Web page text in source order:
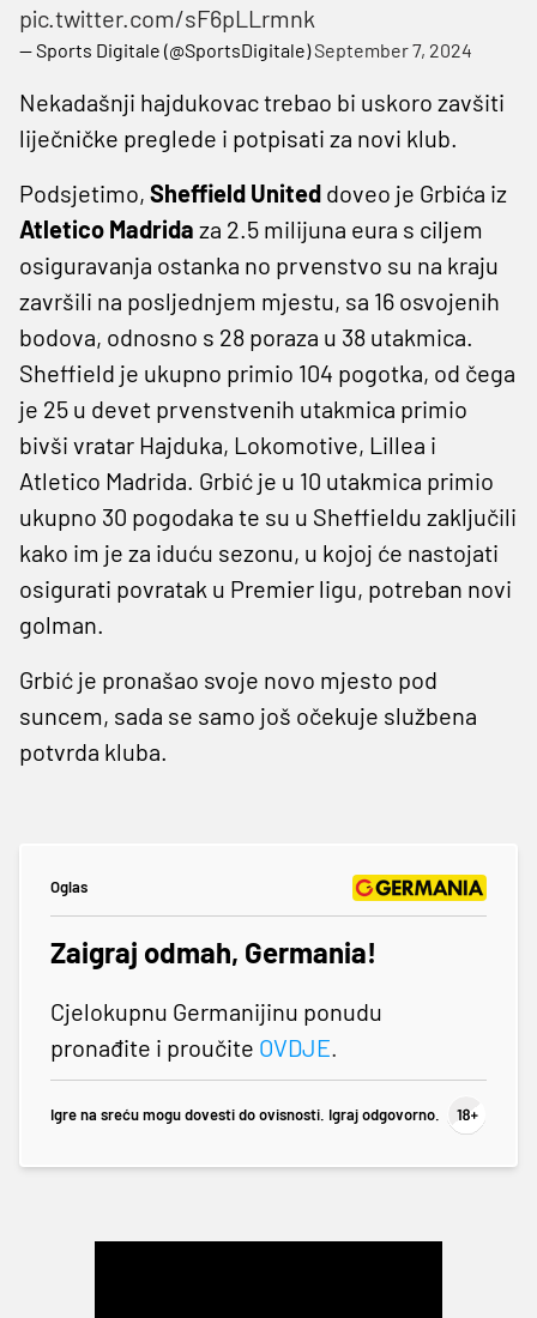
pic.twitter.com/sF6pLLrmnk
— Sports Digitale (@SportsDigitale)September 7, 2024
Nekadašnji hajdukovac trebao bi uskoro zavšiti
liječničke preglede i potpisati za novi klub.
Podsjetimo, Sheffield United doveo je Grbića iz
Atletico Madrida za 2.5 milijuna eura s ciljem
osiguravanja ostanka no prvenstvo su na kraju
završili na posljednjem mjestu, sa 16 osvojenih
bodova, odnosno s 28 poraza u 38 utakmica.
Sheffield je ukupno primio 104 pogotka, od čega
je 25 u devet prvenstvenih utakmica primio
bivši vratar Hajduka, Lokomotive, Lillea i
Atletico Madrida. Grbić je u 10 utakmica primio
ukupno 30 pogodaka te su u Sheffieldu zaključili
kako im je za iduću sezonu, u kojoj će nastojati
osigurati povratak u Premier ligu, potreban novi
golman.
Grbić je pronašao svoje novo mjesto pod
suncem, sada se samo još očekuje službena
potvrda kluba.
Oglas
Zaigraj odmah, Germania!
Cjelokupnu Germanijinu ponudu
pronađite i proučite OVDJE.
Igre na sreću mogu dovesti do ovisnosti. Igraj odgovorno.